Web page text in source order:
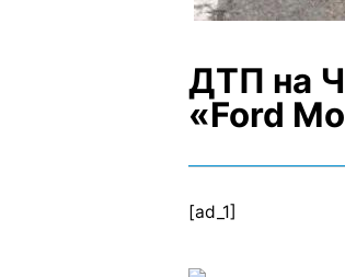
ДТП на
«Ford
[ad_1]